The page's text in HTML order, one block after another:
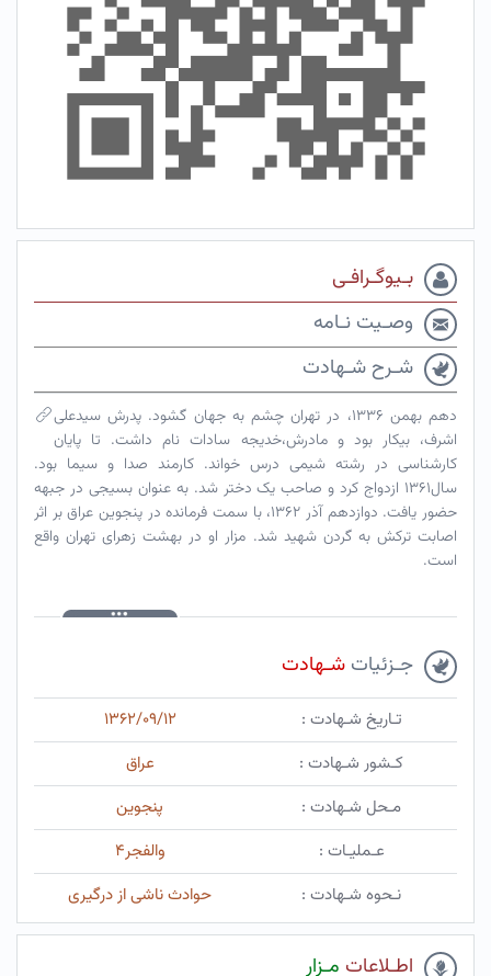
بـیوگـرافـی
وصـیت نـامه
شـرح شـهادت
دهم بهمن ۱۳۳۶، در تهران چشم به جهان گشود. پدرش سیدعلی
اشرف، بیکار بود و مادرش،خدیجه سادات نام داشت. تا پایان
کارشناسی در رشته شیمی درس خواند. کارمند صدا و سیما بود.
سال۱۳۶۱ ازدواج کرد و صاحب یک دختر شد. به عنوان بسیجی در جبهه
حضور یافت. دوازدهم آذر ۱۳۶۲، با سمت فرمانده در پنجوین عراق بر اثر
اصابت ترکش به گردن شهید شد. مزار او در بهشت زهرای تهران واقع
است.
جـزئیات شـهادت
تـاریخ شـهادت :
۱۳۶۲/۰۹/۱۲
کـشور شـهادت :
عراق
مـحل شـهادت :
پنجوین
عـملیـات :
والفجر۴
نـحوه شـهادت :
حوادث ناشی از درگیری
اطـلاعات مـزار